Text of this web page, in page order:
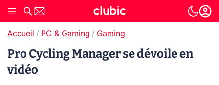
Accueil PC & Gaming Gaming
Pro Cycling Manager se dévoile en
vidéo